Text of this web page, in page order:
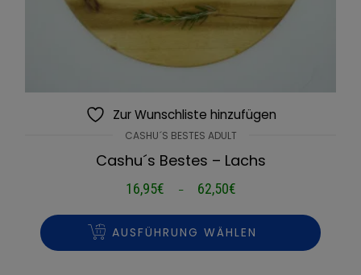
Zur Wunschliste hinzufügen
CASHU´S BESTES ADULT
Cashu´s Bestes – Lachs
16,95€ – 62,50€
bis
AUSFÜHRUNG WÄHLEN